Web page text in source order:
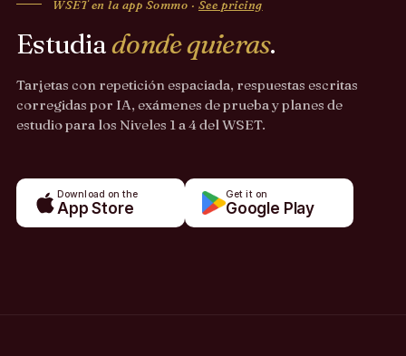
WSET en la app Sommo · See pricing
Estudiadonde quieras.
Tarjetas con repetición espaciada, respuestas escritas
corregidas por IA, exámenes de prueba y planes de
estudio para los Niveles 1 a 4 del WSET.
Download on the
App Store
Get it on
Google Play